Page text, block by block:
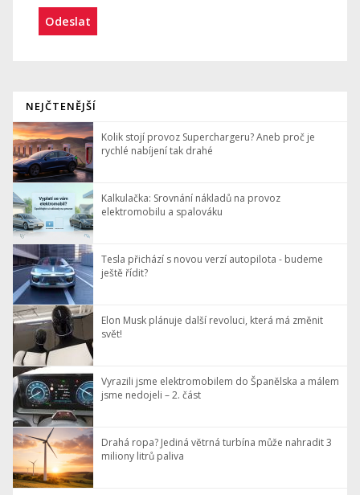
Odeslat
NEJČTENĚJŠÍ
Kolik stojí provoz Superchargeru? Aneb proč je
rychlé nabíjení tak drahé
Kalkulačka: Srovnání nákladů na provoz
elektromobilu a spalováku
Tesla přichází s novou verzí autopilota - budeme
ještě řídit?
Elon Musk plánuje další revoluci, která má změnit
svět!
Vyrazili jsme elektromobilem do Španělska a málem
jsme nedojeli – 2. část
Drahá ropa? Jediná větrná turbína může nahradit 3
miliony litrů paliva